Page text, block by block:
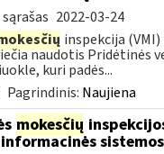
2022-03-24
inspekcija
naudotis Pridėtinės
kuri padės...
Pagrindinis: Naujiena
mokesčių
informacinės